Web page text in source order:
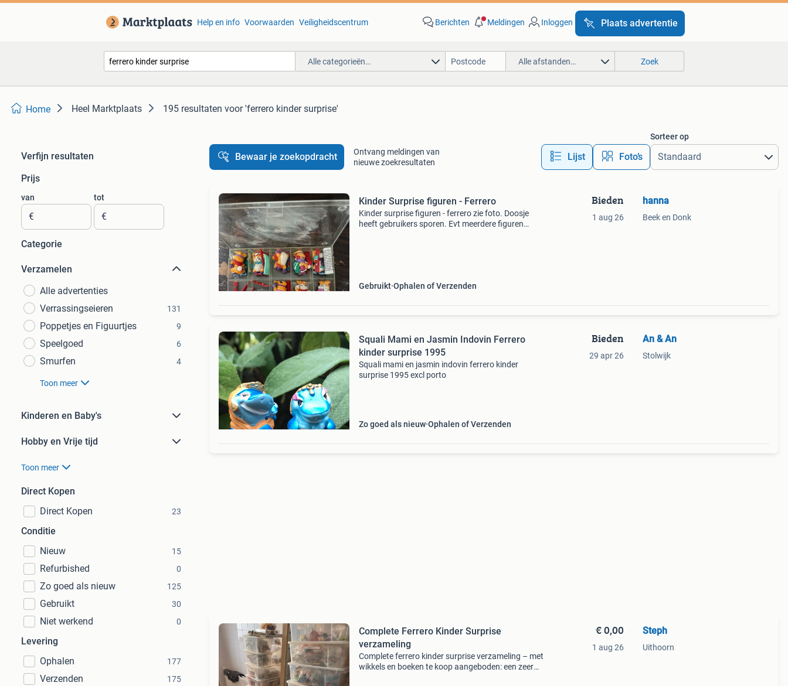
Help en info Voorwaarden Veiligheidscentrum Berichten Meldingen Inloggen Plaats advertentie
Alle categorieën… Alle afstanden… Zoek
Home Heel Marktplaats 195 resultaten voor 'ferrero kinder surprise'
Verfijn resultaten
Prijs
van
€
tot
€
Categorie
Verzamelen
Alle advertenties
Verrassingseieren
131
Poppetjes en Figuurtjes 9
Speelgoed 6
Smurfen 4
Toon meer
Kinderen en Baby's
Hobby en Vrije tijd
Toon meer
Direct Kopen
Direct Kopen
23
Conditie
Nieuw
15
Refurbished 0
Zo goed als nieuw 125
Gebruikt 30
Niet werkend 0
Levering
Ophalen
177
Verzenden 175
Bewaar je zoekopdracht
Ontvang meldingen van
nieuwe zoekresultaten
Lijst Foto’s
Sorteer op
Kinder Surprise figuren - Ferrero
Kinder surprise figuren - ferrero zie foto. Doosje
heeft gebruikers sporen. Evt meerdere figuren
Gebruikt Ophalen of Verzenden
Bieden
1 aug 26
hanna
Beek en Donk
Squali Mami en Jasmin Indovin Ferrero
kinder surprise 1995
Squali mami en jasmin indovin ferrero kinder
surprise 1995 excl porto
Zo goed als nieuw Ophalen of Verzenden
Bieden
29 apr 26
An & An
Stolwijk
Complete Ferrero Kinder Surprise
verzameling
Complete ferrero kinder surprise verzameling – met
wikkels en boeken te koop aangeboden: een zeer
€ 0,00
1 aug 26
Steph
Uithoorn